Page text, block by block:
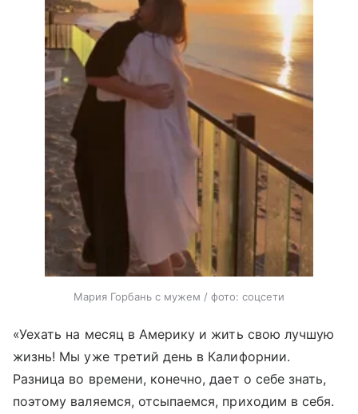
Мария Горбань с мужем / фото: соцсети
«Уехать на месяц в Америку и жить свою лучшую
жизнь! Мы уже третий день в Калифорнии.
Разница во времени, конечно, дает о себе знать,
поэтому валяемся, отсыпаемся, приходим в себя.